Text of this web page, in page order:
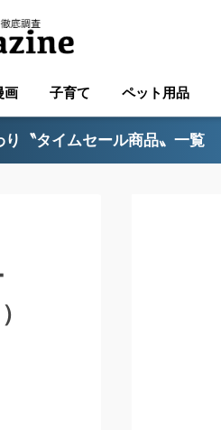
画 子育て ペット用品
〝タイムセール商品〟一覧